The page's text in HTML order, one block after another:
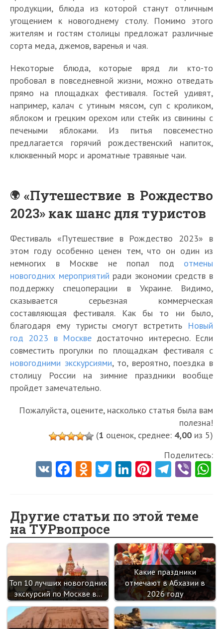
продукции, блюда из которой станут отличным
угощением к новогоднему столу. Помимо этого
жителям и гостям столицы предложат различные
сорта меда, джемов, варенья и чая.
Некоторые блюда, которые вряд ли кто-то
пробовал в повседневной жизни, можно отведать
прямо на площадках фестиваля. Гостей удивят,
например, калач с утиным мясом, суп с кроликом,
яблоком и грецким орехом или стейк из свинины с
печеными яблоками. Из питья повсеместно
предлагается горячий рождественский напиток,
клюквенный морс и ароматные травяные чаи.
«Путешествие в Рождество
2023» как шанс для туристов
Фестиваль «Путешествие в Рождество 2023» в
этом году особенно ценен тем, что он один из
немногих в Москве не попал под отмены
новогодних мероприятий ради экономии средств в
поддержку спецоперации в Украине. Видимо,
сказывается серьезная коммерческая
составляющая фестиваля. Как бы то ни было,
благодаря ему туристы смогут встретить Новый
год 2023 в Москве достаточно интересно. Если
совместить прогулки по площадкам фестиваля с
новогодними экскурсиями, то, вероятно, поездка в
столицу России на зимние праздники вообще
пройдет замечательно.
Пожалуйста, оцените, насколько статья была вам
полезна!
(1 оценок, среднее: 4,00 из 5)
Поделитесь:
V Fa
o
o
k
O
o
kl
as
sn
ik
i
T
er
Li
dI
n
Pi
es
t
Te
a
m
Vi
Другие статьи по этой теме
на ТУРвопросе
Топ 10 лучших новогодних
экскурсий по Москве в…
Какие праздники
отмечают в Абхазии в
2026 году